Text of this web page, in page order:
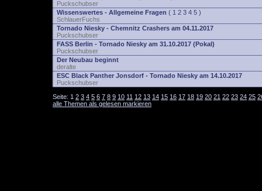
Puckschubser
Wissenswertes - Allgemeine Fragen ( 1 2 3 4 5 )
SchlauerFuchs
Tornado Niesky - Chemnitz Crashers am 04.11.2017
Puckschubser
FASS Berlin - Tornado Niesky am 31.10.2017 (Pokal)
Puckschubser
Der Neubau beginnt
deralte
ESC Black Panther Jonsdorf - Tornado Niesky am 14.10.2017
Puckschubser
Seite: 1 2 3 4 5 6 7 8 9 10 11 12 13 14 15 16 17 18 19 20 21 22 23 24 25
alle Themen als gelesen markieren